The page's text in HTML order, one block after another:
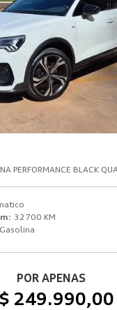
32700 KM
Gasolina
POR APENAS
249.990,00